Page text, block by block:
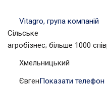
Vitagro, група компаній
Сільське
агробізнес; більше 1000
Хмельницький
ЄвгенПоказати телефон